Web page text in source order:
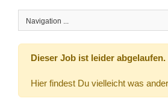
Navigation ...
Dieser Job ist leider abgelaufen.
Hier findest Du vielleicht was